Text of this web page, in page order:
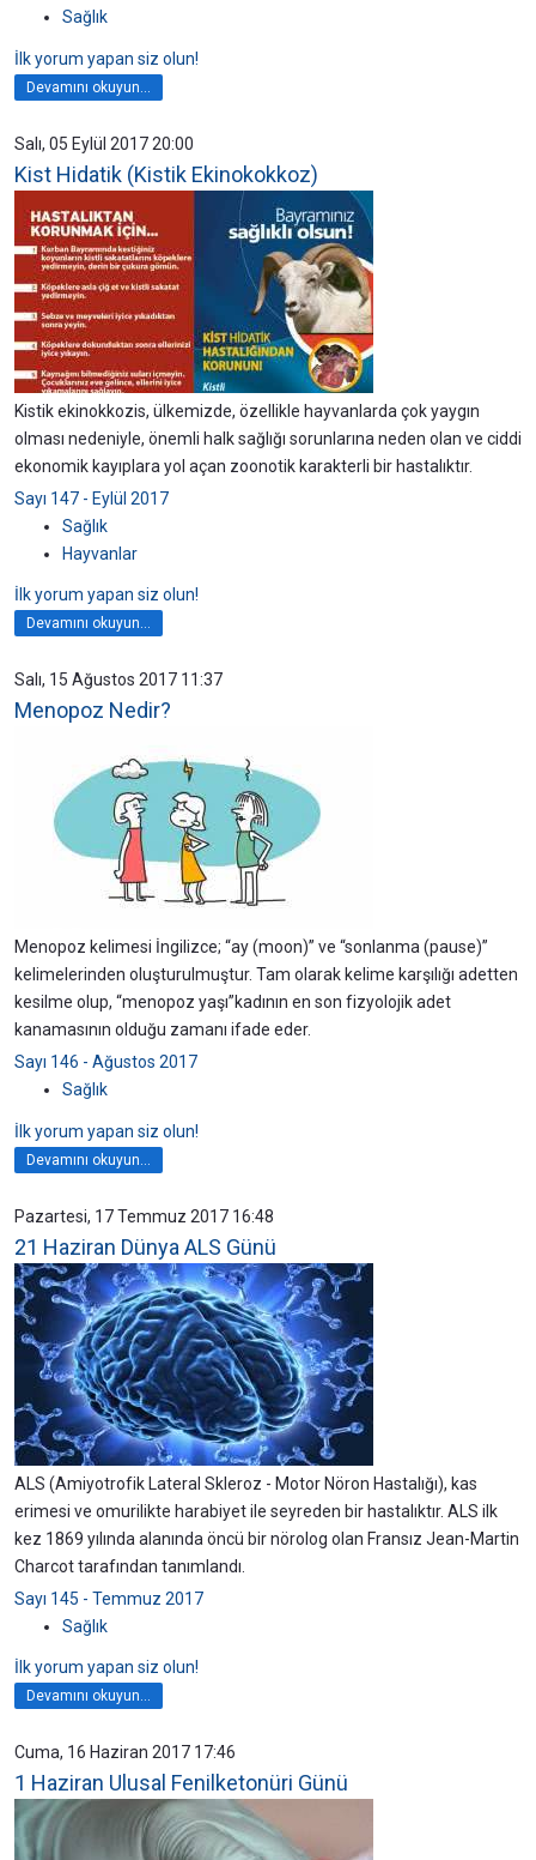
Sağlık
İlk yorum yapan siz olun!
Devamını okuyun...
Salı, 05 Eylül 2017 20:00
Kist Hidatik (Kistik Ekinokokkoz)
Kistik ekinokkozis, ülkemizde, özellikle hayvanlarda çok yaygın
olması nedeniyle, önemli halk sağlığı sorunlarına neden olan ve ciddi
ekonomik kayıplara yol açan zoonotik karakterli bir hastalıktır.
Sayı 147 - Eylül 2017
Sağlık
Hayvanlar
İlk yorum yapan siz olun!
Devamını okuyun...
Salı, 15 Ağustos 2017 11:37
Menopoz Nedir?
Menopoz kelimesi İngilizce; “ay (moon)” ve “sonlanma (pause)”
kelimelerinden oluşturulmuştur. Tam olarak kelime karşılığı adetten
kesilme olup, “menopoz yaşı”kadının en son fizyolojik adet
kanamasının olduğu zamanı ifade eder.
Sayı 146 - Ağustos 2017
Sağlık
İlk yorum yapan siz olun!
Devamını okuyun...
Pazartesi, 17 Temmuz 2017 16:48
21 Haziran Dünya ALS Günü
ALS (Amiyotrofik Lateral Skleroz - Motor Nöron Hastalığı), kas
erimesi ve omurilikte harabiyet ile seyreden bir hastalıktır. ALS ilk
kez 1869 yılında alanında öncü bir nörolog olan Fransız Jean-Martin
Charcot tarafından tanımlandı.
Sayı 145 - Temmuz 2017
Sağlık
İlk yorum yapan siz olun!
Devamını okuyun...
Cuma, 16 Haziran 2017 17:46
1 Haziran Ulusal Fenilketonüri Günü